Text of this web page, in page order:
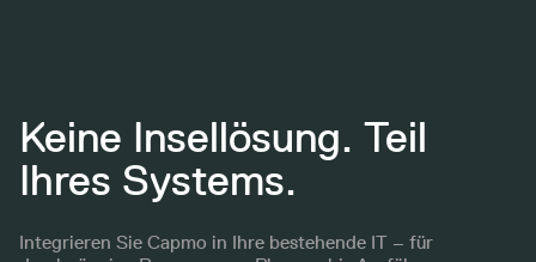
Keine Insellösung. Teil
Ihres Systems.
Integrieren Sie Capmo in Ihre bestehende IT – für